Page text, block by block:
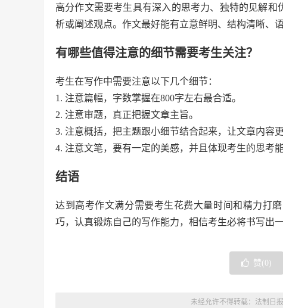
高分作文需要考生具有深入的思考力、独特的见解
析或阐述观点。作文最好能有立意鲜明、结构清晰、
有哪些值得注意的细节需要考生关注？
考生在写作中需要注意以下几个细节：
1. 注意篇幅，字数掌握在800字左右最合适。
2. 注意审题，真正把握文章主旨。
3. 注意概括，把主题跟小细节结合起来，让文章内容更
4. 注意文笔，要有一定的美感，并且体现考生的思考能
结语
达到高考作文满分需要考生花费大量时间和精力打
巧，认真锻炼自己的写作能力，相信考生必将书写出
赞( 0 )
未经允许不得转载： 法制日报